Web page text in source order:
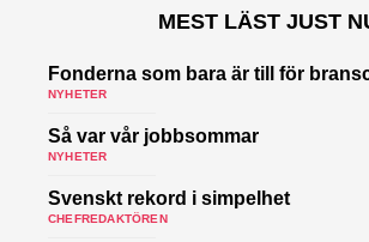
MEST LÄST JUST
Fonderna som bara är till för
NYHETER
Så var vår jobbsommar
NYHETER
Svenskt rekord i simpelhet
CHEFREDAKTÖREN